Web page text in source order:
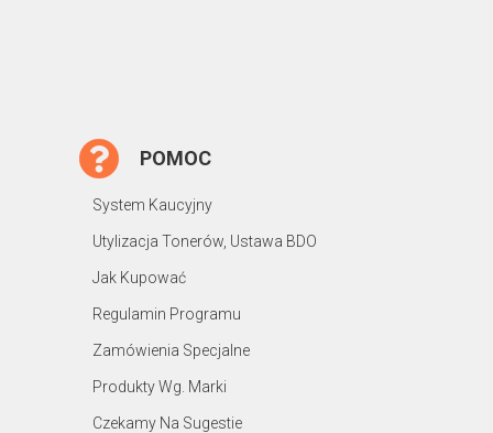
POMOC
System Kaucyjny
Utylizacja Tonerów, Ustawa BDO
Jak Kupować
Regulamin Programu
Zamówienia Specjalne
Produkty Wg. Marki
Czekamy Na Sugestie